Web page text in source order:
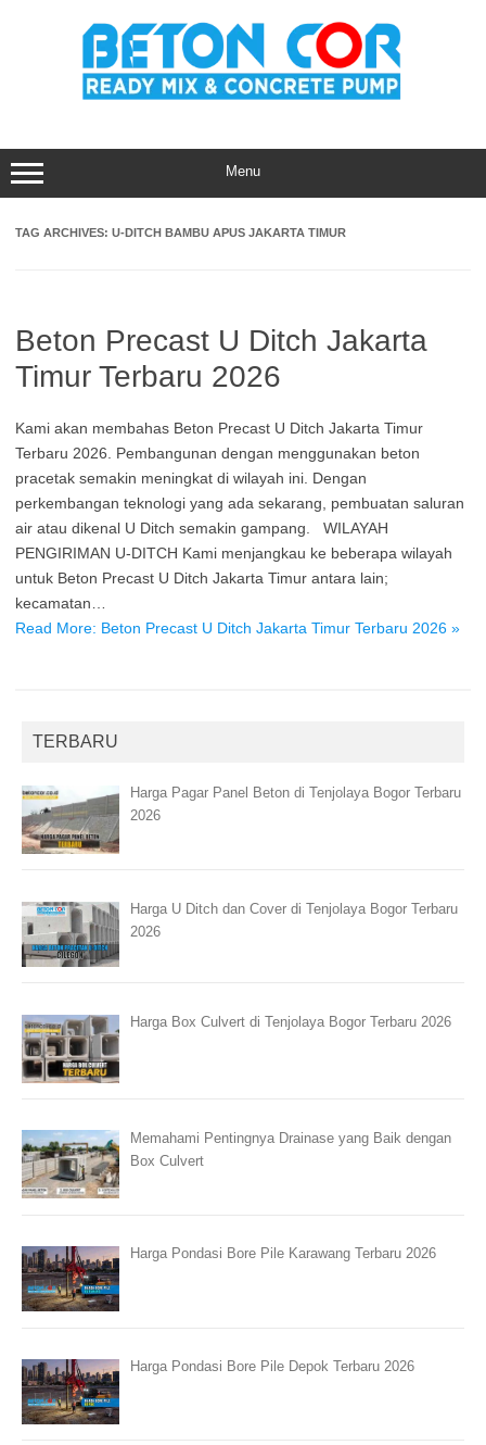
Menu
TAG ARCHIVES: U-DITCH BAMBU APUS JAKARTA TIMUR
Beton Precast U Ditch Jakarta
Timur Terbaru 2026
Kami akan membahas Beton Precast U Ditch Jakarta Timur
Terbaru 2026. Pembangunan dengan menggunakan beton
pracetak semakin meningkat di wilayah ini. Dengan
perkembangan teknologi yang ada sekarang, pembuatan saluran
air atau dikenal U Ditch semakin gampang. WILAYAH
PENGIRIMAN U-DITCH Kami menjangkau ke beberapa wilayah
untuk Beton Precast U Ditch Jakarta Timur antara lain;
kecamatan…
Read More: Beton Precast U Ditch Jakarta Timur Terbaru 2026 »
TERBARU
Harga Pagar Panel Beton di Tenjolaya Bogor Terbaru
2026
Harga U Ditch dan Cover di Tenjolaya Bogor Terbaru
2026
Harga Box Culvert di Tenjolaya Bogor Terbaru 2026
Memahami Pentingnya Drainase yang Baik dengan
Box Culvert
Harga Pondasi Bore Pile Karawang Terbaru 2026
Harga Pondasi Bore Pile Depok Terbaru 2026